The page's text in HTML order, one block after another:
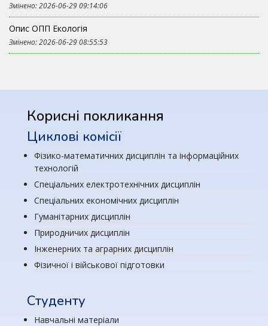
Змінено: 2026-06-29 09:14:06
Опис ОПП Екологія
Змінено: 2026-06-29 08:55:53
Корисні покликання
Циклові комісії
Фізико-математичних дисциплін та інформаційних
технологій
Спеціальних електротехнічних дисциплін
Спеціальних економічних дисциплін
Гуманітарних дисциплін
Природничих дисциплін
Інженерних та аграрних дисциплін
Фізичної і військової підготовки
Студенту
Навчальні матеріали